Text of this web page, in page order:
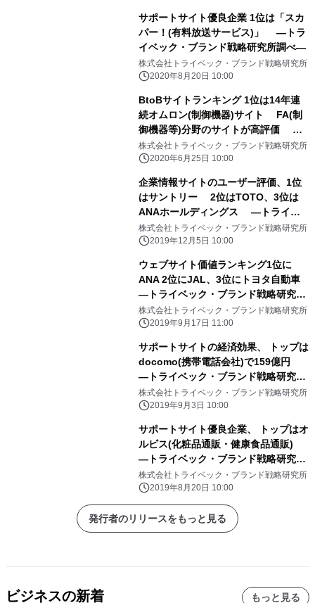
サポートサイト優良企業 1位は「スカ
パー！(有料放送サービス)」 ―トラ
イベック・ブランド戦略研究所調べ―
株式会社トライベック・ブランド戦略研究所
2020年8月20日 10:00
BtoBサイトランキング 1位は14年連
続オムロン(制御機器)サイト FA(制
御機器等)分野のサイトが高評価 ―
トライベック・ブランド戦略研究所―
株式会社トライベック・ブランド戦略研究所
2020年6月25日 10:00
企業情報サイトのユーザー評価、1位
はサントリー 2位はTOTO、3位は
ANAホールディングス ―トライベ
ック・ブランド戦略研究所調べ―
株式会社トライベック・ブランド戦略研究所
2019年12月5日 10:00
ウェブサイト価値ランキング1位に
ANA 2位にJAL、3位にトヨタ自動車
―トライベック・ブランド戦略研究所
調べ―
株式会社トライベック・ブランド戦略研究所
2019年9月17日 11:00
サポートサイトの経済効果、 トップは
docomo(携帯電話会社)で159億円
―トライベック・ブランド戦略研究所
調べ―
株式会社トライベック・ブランド戦略研究所
2019年9月3日 10:00
サポートサイト優良企業、 トップはオ
ルビス(化粧品通販・健康食品通販)
―トライベック・ブランド戦略研究所
調べ―
株式会社トライベック・ブランド戦略研究所
2019年8月20日 10:00
発行者のリリースをもっと見る
ビジネスの新着 もっと見る